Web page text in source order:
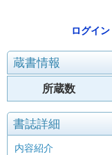
ログイン
蔵書情報
所蔵数
書誌詳細
内容紹介